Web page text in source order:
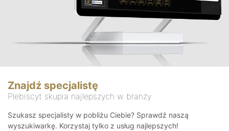
Znajdź specjalistę
Plebiscyt skupia najlepszych w branży
Szukasz specjalisty w pobliżu Ciebie? Sprawdź naszą
wyszukiwarkę. Korzystaj tylko z usług najlepszych!